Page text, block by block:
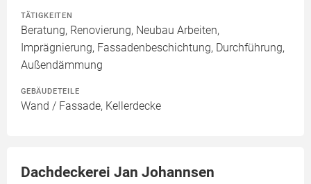
TÄTIGKEITEN
Beratung, Renovierung, Neubau Arbeiten,
Imprägnierung, Fassadenbeschichtung, Durchführung,
Außendämmung
GEBÄUDETEILE
Wand / Fassade, Kellerdecke
Dachdeckerei Jan Johannsen